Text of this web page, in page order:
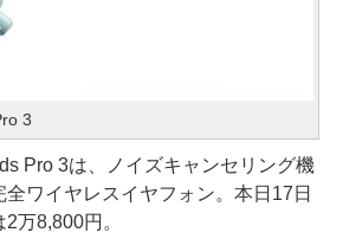
3
Pro 3は、ノイズキャンセリング機
ワイヤレスイヤフォン。本日17日
万8,800円。